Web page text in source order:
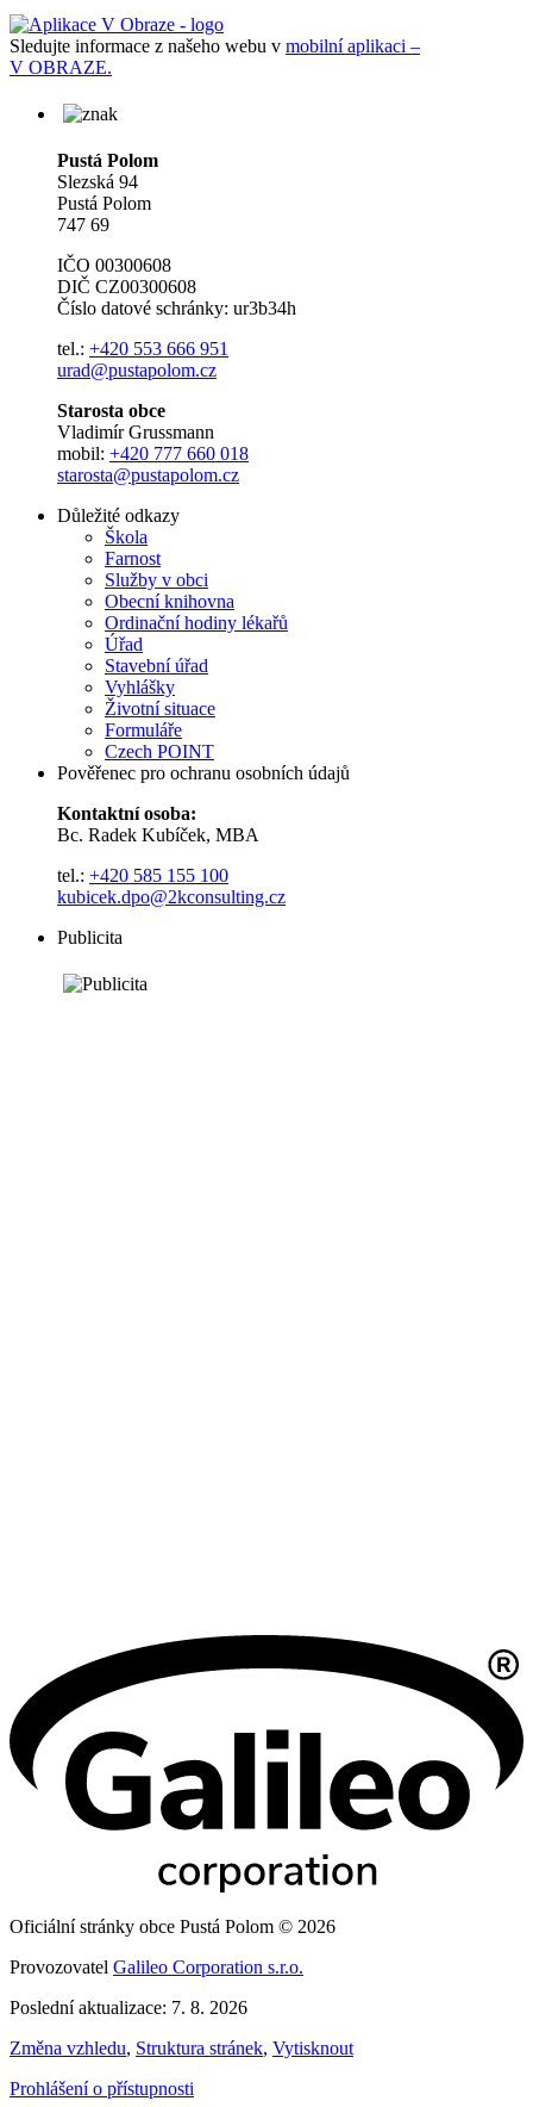
Sledujte informace z našeho webu v mobilní aplikaci –
V OBRAZE.
Pustá Polom
Slezská 94
Pustá Polom
747 69
IČO 00300608
DIČ CZ00300608
Číslo datové schránky: ur3b34h
tel.: +420 553 666 951
urad@pustapolom.cz
Starosta obce
Vladimír Grussmann
mobil: +420 777 660 018
starosta@pustapolom.cz
Důležité odkazy
Škola
Farnost
Služby v obci
Obecní knihovna
Ordinační hodiny lékařů
Úřad
Stavební úřad
Vyhlášky
Životní situace
Formuláře
Czech POINT
Pověřenec pro ochranu osobních údajů
Kontaktní osoba:
Bc. Radek Kubíček, MBA
tel.: +420 585 155 100
kubicek.dpo@2kconsulting.cz
Publicita
Oficiální stránky obce Pustá Polom © 2026
Provozovatel Galileo Corporation s.r.o.
Poslední aktualizace: 7. 8. 2026
Změna vzhledu, Struktura stránek, Vytisknout
Prohlášení o přístupnosti